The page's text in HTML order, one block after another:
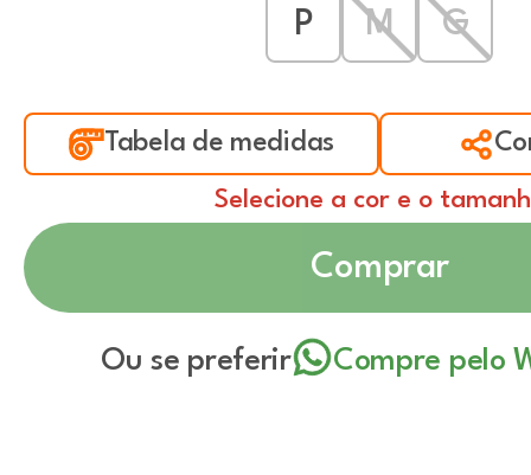
P
M G
Tabela de medidas
Selecione a cor e o
Comprar
Ou se preferir Compre pelo